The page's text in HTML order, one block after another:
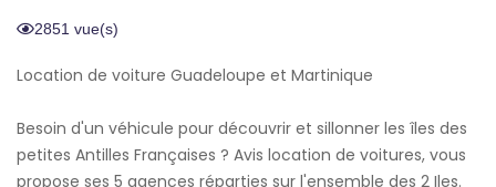
2851 vue(s)
Location de voiture Guadeloupe et Martinique
Besoin d'un véhicule pour découvrir et sillonner les îles des
petites Antilles Françaises ? Avis location de voitures, vous
propose ses 5 agences réparties sur l'ensemble des 2 Iles.